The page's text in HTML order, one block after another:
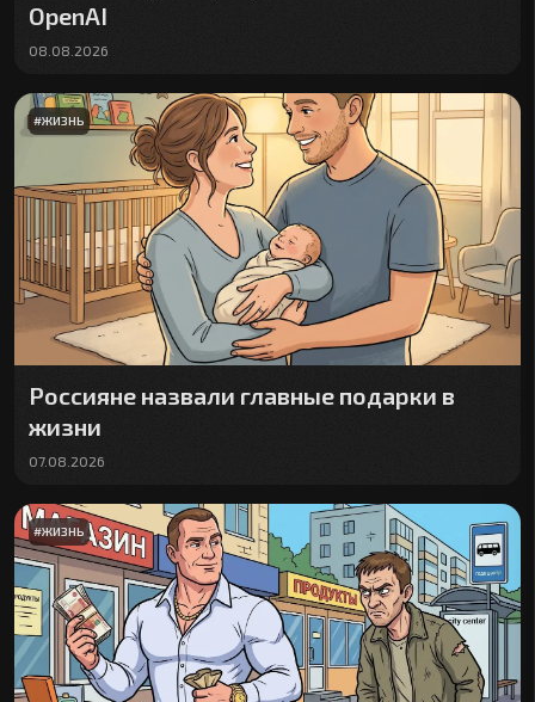
OpenAI
08.08.2026
#ЖИЗНЬ
Россияне назвали главные подарки в
жизни
07.08.2026
#ЖИЗНЬ